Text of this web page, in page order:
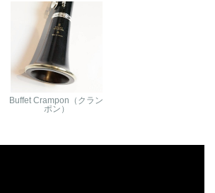
Buffet Crampon（クラン
ポン）